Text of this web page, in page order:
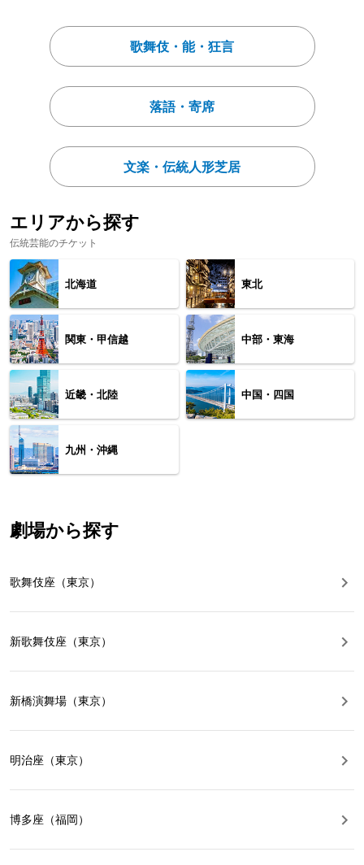
歌舞伎・能・狂言
落語・寄席
文楽・伝統人形芝居
エリアから探す
伝統芸能のチケット
北海道 東北
関東・甲信越 中部・東海
近畿・北陸 中国・四国
九州・沖縄
劇場から探す
歌舞伎座（東京）
新歌舞伎座（東京）
新橋演舞場（東京）
明治座（東京）
博多座（福岡）